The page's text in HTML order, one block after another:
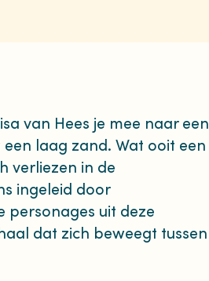
van Hees je mee naar een
laag zand. Wat ooit een
verliezen in de
ingeleid door
personages uit deze
dat zich beweegt tussen